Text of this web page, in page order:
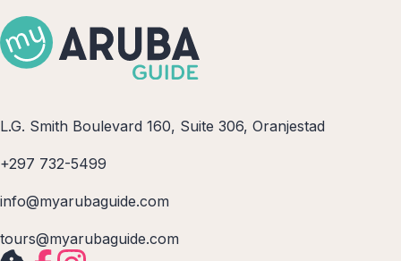
L.G. Smith Boulevard 160, Suite 306, Oranjestad
+297 732-5499
info@myarubaguide.com
tours@myarubaguide.com